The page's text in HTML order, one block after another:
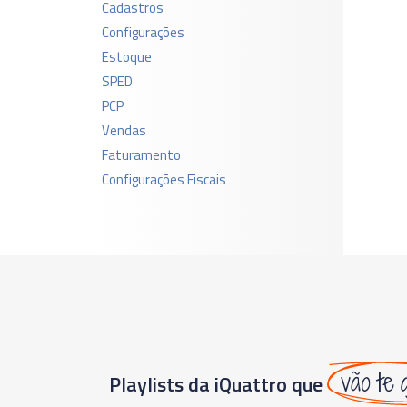
Cadastros
Configurações
Estoque
SPED
PCP
Vendas
Faturamento
Configurações Fiscais
Playlists da iQuattro que vão te